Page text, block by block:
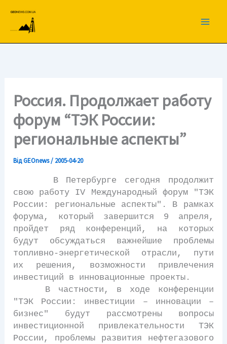
вмісту
Россия. Продолжает работу
форум “ТЭК России:
региональные аспекты”
ВідGEOnews/ 2005-04-20
В Петербурге сегодня продолжит
свою работу IV Международный форум "ТЭК
России: региональные аспекты". В рамках
форума, который завершится 9 апреля,
пройдет ряд конференций, на которых
будут обсуждаться важнейшие проблемы
топливно-энергетической отрасли, пути
их решения, возможности привлечения
инвестиций в инновационные проекты.
В частности, в ходе конференции
"ТЭК России: инвестиции – инновации –
бизнес" будут рассмотрены вопросы
инвестиционной привлекательности ТЭК
России, проблемы развития нефтегазового